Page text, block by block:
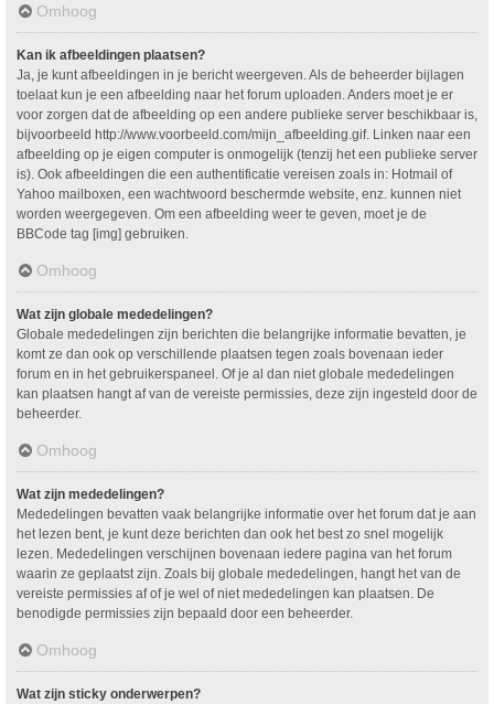
Omhoog
Kan ik afbeeldingen plaatsen?
Ja, je kunt afbeeldingen in je bericht weergeven. Als de beheerder bijlagen
toelaat kun je een afbeelding naar het forum uploaden. Anders moet je er
voor zorgen dat de afbeelding op een andere publieke server beschikbaar is,
bijvoorbeeld http://www.voorbeeld.com/mijn_afbeelding.gif. Linken naar een
afbeelding op je eigen computer is onmogelijk (tenzij het een publieke server
is). Ook afbeeldingen die een authentificatie vereisen zoals in: Hotmail of
Yahoo mailboxen, een wachtwoord beschermde website, enz. kunnen niet
worden weergegeven. Om een afbeelding weer te geven, moet je de
BBCode tag [img] gebruiken.
Omhoog
Wat zijn globale mededelingen?
Globale mededelingen zijn berichten die belangrijke informatie bevatten, je
komt ze dan ook op verschillende plaatsen tegen zoals bovenaan ieder
forum en in het gebruikerspaneel. Of je al dan niet globale mededelingen
kan plaatsen hangt af van de vereiste permissies, deze zijn ingesteld door de
beheerder.
Omhoog
Wat zijn mededelingen?
Mededelingen bevatten vaak belangrijke informatie over het forum dat je aan
het lezen bent, je kunt deze berichten dan ook het best zo snel mogelijk
lezen. Mededelingen verschijnen bovenaan iedere pagina van het forum
waarin ze geplaatst zijn. Zoals bij globale mededelingen, hangt het van de
vereiste permissies af of je wel of niet mededelingen kan plaatsen. De
benodigde permissies zijn bepaald door een beheerder.
Omhoog
Wat zijn sticky onderwerpen?